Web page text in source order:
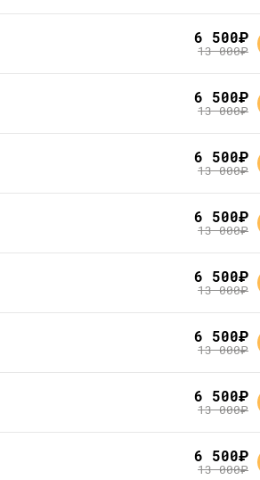
6 500руб.
13 000руб.
6 500руб.
13 000руб.
6 500руб.
13 000руб.
6 500руб.
13 000руб.
6 500руб.
13 000руб.
6 500руб.
13 000руб.
6 500руб.
13 000руб.
6 500руб.
13 000руб.